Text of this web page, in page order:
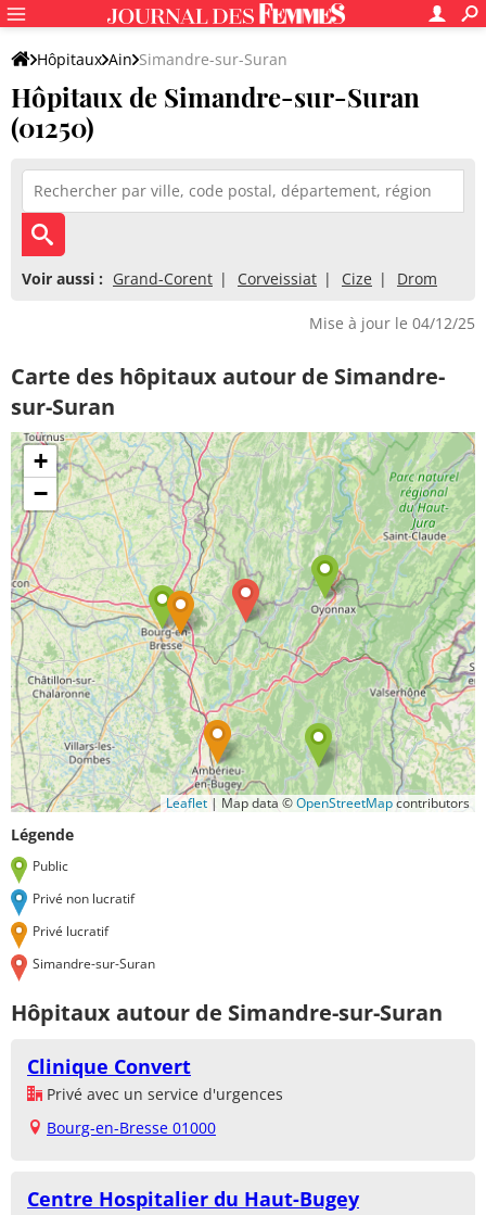
Hôpitaux Ain Simandre-sur-Suran
Hôpitaux de Simandre-sur-Suran
(01250)
Voir aussi : Grand-Corent Corveissiat Cize Drom
Mise à jour le 04/12/25
Carte des hôpitaux autour de Simandre-
sur-Suran
+
−
Leaflet | Map data ©OpenStreetMapcontributors
Légende
Public
Privé non lucratif
Privé lucratif
Simandre-sur-Suran
Hôpitaux autour de Simandre-sur-Suran
Clinique Convert
Privé avec un service d'urgences
Bourg-en-Bresse 01000
Centre Hospitalier du Haut-Bugey